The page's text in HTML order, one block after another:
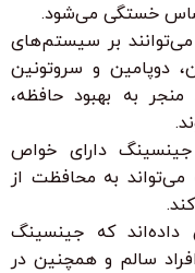
خستگی می‌شود.
بر سیستم‌های
دوپامین و سروتونین
منجر به بهبود حافظه،
دارای خواص
به محافظت از
داده‌اند که جینسینگ
سالم و همچنین در